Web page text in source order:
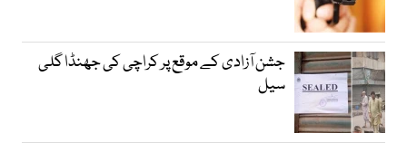
جشن آزادی کے موقع پر کراچی کی جھنڈا گلی
سیل